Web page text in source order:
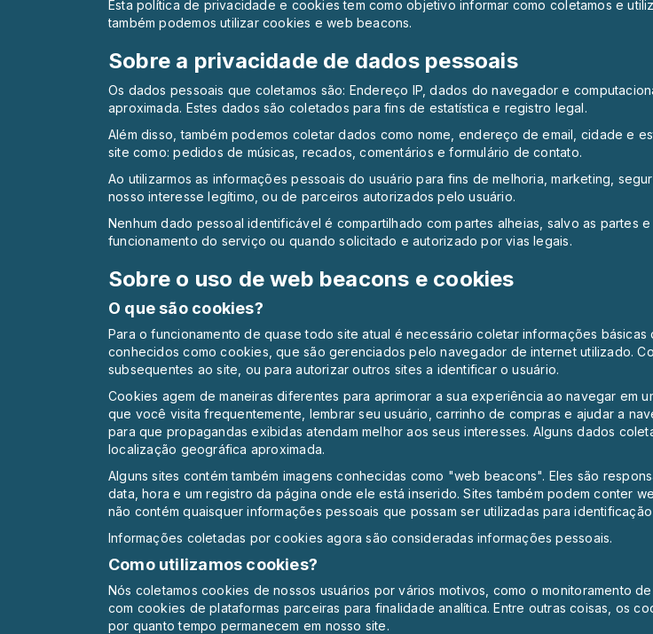
Esta política de privacidade e cookies tem como objetivo informar como coletamos e
também podemos utilizar cookies e web beacons.
Sobre a privacidade de dados pessoais
Os dados pessoais que coletamos são: Endereço IP, dados do navegador e
aproximada. Estes dados são coletados para fins de estatística e registro legal.
Além disso, também podemos coletar dados como nome, endereço de email, cidade e
site como: pedidos de músicas, recados, comentários e formulário de contato.
Ao utilizarmos as informações pessoais do usuário para fins de melhoria, marketing,
nosso interesse legítimo, ou de parceiros autorizados pelo usuário.
Nenhum dado pessoal identificável é compartilhado com partes alheias, salvo as
funcionamento do serviço ou quando solicitado e autorizado por vias legais.
Sobre o uso de web beacons e cookies
O que são cookies?
Para o funcionamento de quase todo site atual é necessário coletar informações
conhecidos como cookies, que são gerenciados pelo navegador de internet utilizado.
subsequentes ao site, ou para autorizar outros sites a identificar o usuário.
Cookies agem de maneiras diferentes para aprimorar a sua experiência ao navegar em
que você visita frequentemente, lembrar seu usuário, carrinho de compras e ajudar a
para que propagandas exibidas atendam melhor aos seus interesses. Alguns dados
localização geográfica aproximada.
Alguns sites contém também imagens conhecidas como "web beacons". Eles são
data, hora e um registro da página onde ele está inserido. Sites também podem conter
não contém quaisquer informações pessoais que possam ser utilizadas para
Informações coletadas por cookies agora são consideradas informações pessoais.
Como utilizamos cookies?
Nós coletamos cookies de nossos usuários por vários motivos, como o monitoramento
com cookies de plataformas parceiras para finalidade analítica. Entre outras coisas, os
por quanto tempo permanecem em nosso site.